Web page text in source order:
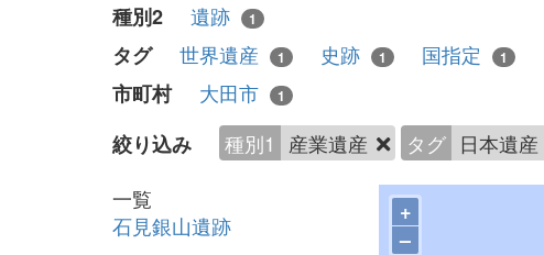
種別2 遺跡 1
タグ 世界遺産 1 史跡 1 国指定 1
市町村 大田市 1
絞り込み 種別1 産業遺産 タグ 日本遺産
一覧
石見銀山遺跡
+
–